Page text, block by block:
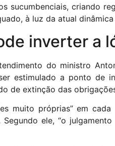
sucumbenciais, criando
à luz da atual
inverter a
do ministro
estimulado a ponto de
de extinção das
muito próprias” em
ele, “o